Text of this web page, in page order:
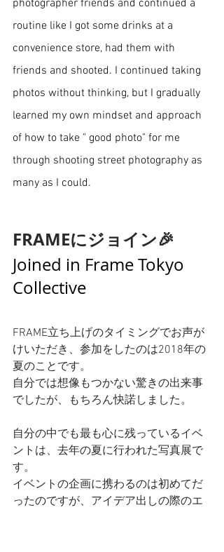
photographer friends and continued a
routine like I got some drinks at a
convenience store, had them with
friends and shooted. I continued taking
photos without thinking, but I gradually
learned my own mindset and approach
of how to take " good photo" for me
through shooting street photography as
many as I could.
FRAMEにジョイン🎉
Joined in Frame Tokyo
Collective
FRAME立ち上げのタイミングでお声が
けいただき、参加をしたのは2018年の
夏のことです。
自分では想像もつかない驚きの出来事
でしたが、もちろん快諾しました。
自分の中でも最も心に残っているイベ
ントは、去年の夏に行われた写真展で
す。
イベントの企画に携わるのは初めてだ
ったのですが、アイデア出しの際のエ